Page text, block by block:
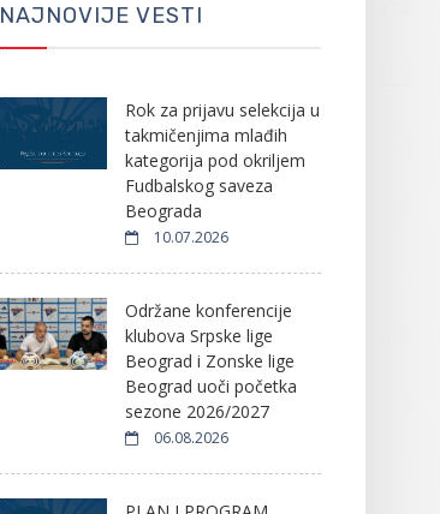
NAJNOVIJE VESTI
Rok za prijavu selekcija u
takmičenjima mlađih
kategorija pod okriljem
Fudbalskog saveza
Beograda
10.07.2026
Održane konferencije
klubova Srpske lige
Beograd i Zonske lige
Beograd uoči početka
sezone 2026/2027
06.08.2026